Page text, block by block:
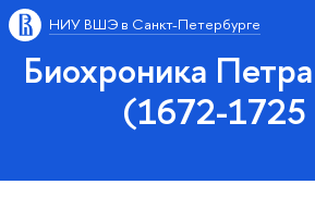
НИУ ВШЭ в Санкт-Петербурге
Биохроника
(1672-1725